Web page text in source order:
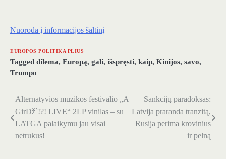
Nuoroda į informacijos šaltinį
EUROPOS POLITIKA PLIUS
Tagged dilema, Europą, gali, išspręsti, kaip, Kinijos, savo,
Trumpo
Navigacija
tarp
įrašų
Alternatyvios muzikos festivalio „A
GirDž`!?! LIVE“ 2LP vinilas – su
LATGA palaikymu jau visai
netrukus!
Sankcijų paradoksas:
Latvija praranda tranzitą,
Rusija perima krovinius
ir pelną